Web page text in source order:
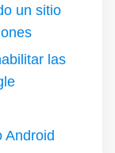
un sitio
las
Android